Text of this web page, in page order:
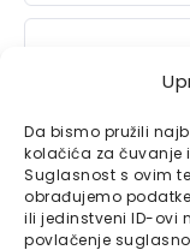
Da bismo pružili
kolačića za
Suglasnost s ovim
obrađujemo
ili jedinstveni ID-ovi
povlačenje
Linkovi